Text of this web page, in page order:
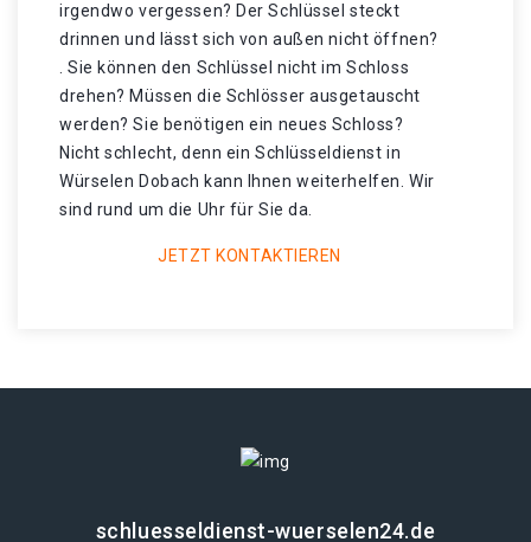
irgendwo vergessen? Der Schlüssel steckt
drinnen und lässt sich von außen nicht öffnen?
. Sie können den Schlüssel nicht im Schloss
drehen? Müssen die Schlösser ausgetauscht
werden? Sie benötigen ein neues Schloss?
Nicht schlecht, denn ein Schlüsseldienst in
Würselen Dobach kann Ihnen weiterhelfen. Wir
sind rund um die Uhr für Sie da.
JETZT KONTAKTIEREN
schluesseldienst-wuerselen24.de